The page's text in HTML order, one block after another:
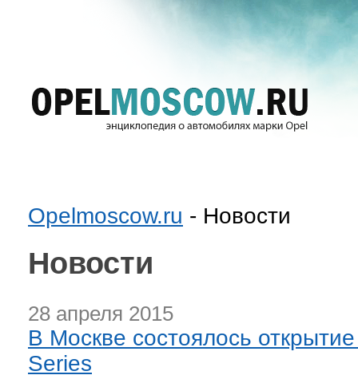
Opelmoscow.ru - Новости
Новости
28 апреля 2015
В Москве состоялось
Series